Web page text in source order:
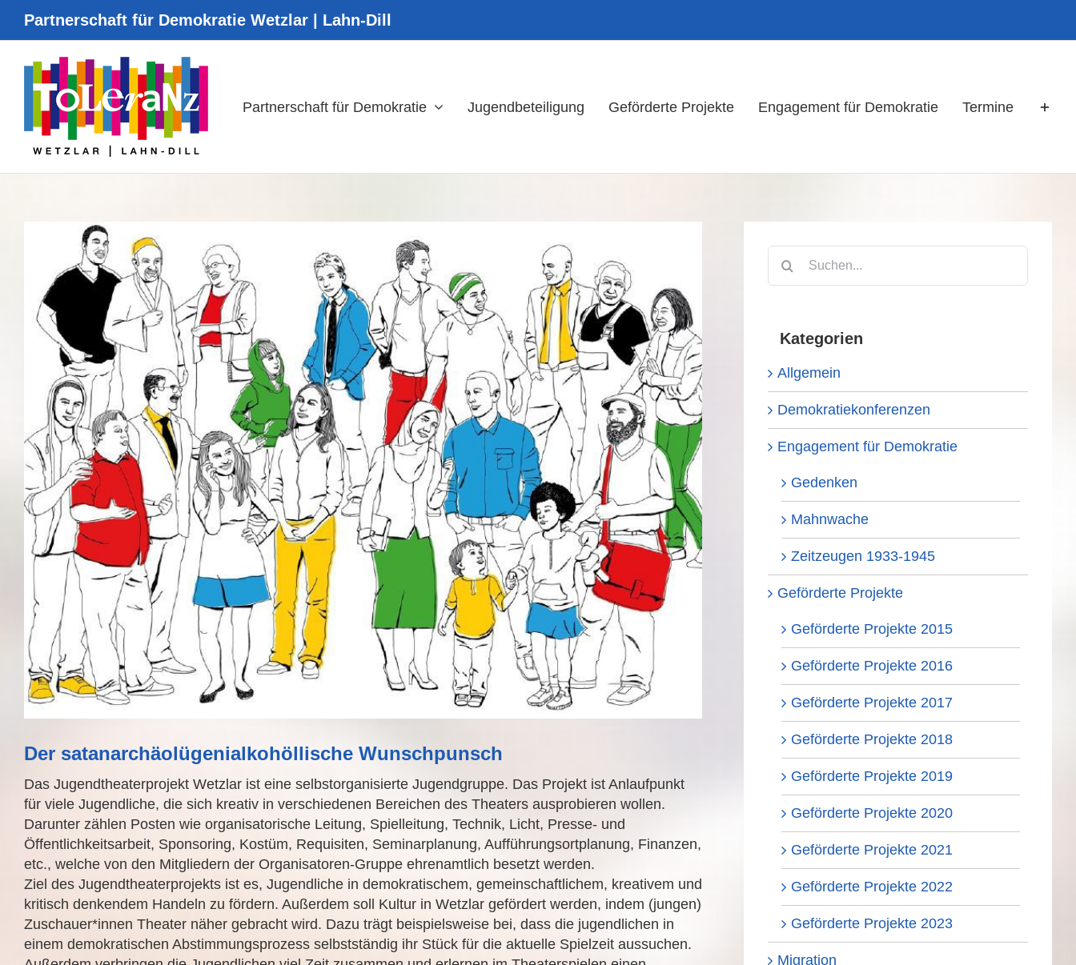
InhaltPartnerschaft für Demokratie Wetzlar | Lahn-Dill
Partnerschaft für Demokratie Jugendbeteiligung Geförderte Projekte Engagement für Demokratie Termine
grösseres
Der satanarchäolügenialkohöllische Wunschpunsch
Das Jugendtheaterprojekt Wetzlar ist eine selbstorganisierte Jugendgruppe. Das Projekt ist Anlaufpunkt
für viele Jugendliche, die sich kreativ in verschiedenen Bereichen des Theaters ausprobieren wollen.
Darunter zählen Posten wie organisatorische Leitung, Spielleitung, Technik, Licht, Presse- und
Öffentlichkeitsarbeit, Sponsoring, Kostüm, Requisiten, Seminarplanung, Aufführungsortplanung, Finanzen,
etc., welche von den Mitgliedern der Organisatoren-Gruppe ehrenamtlich besetzt werden.
Ziel des Jugendtheaterprojekts ist es, Jugendliche in demokratischem, gemeinschaftlichem, kreativem und
kritisch denkendem Handeln zu fördern. Außerdem soll Kultur in Wetzlar gefördert werden, indem (jungen)
Zuschauer*innen Theater näher gebracht wird. Dazu trägt beispielsweise bei, dass die jugendlichen in
einem demokratischen Abstimmungsprozess selbstständig ihr Stück für die aktuelle Spielzeit aussuchen.
nach:
Kategorien
Allgemein
Demokratiekonferenzen
Engagement für Demokratie
Gedenken
Mahnwache
Zeitzeugen 1933-1945
Geförderte Projekte
Geförderte Projekte 2015
Geförderte Projekte 2016
Geförderte Projekte 2017
Geförderte Projekte 2018
Geförderte Projekte 2019
Geförderte Projekte 2020
Geförderte Projekte 2021
Geförderte Projekte 2022
Geförderte Projekte 2023
Migration